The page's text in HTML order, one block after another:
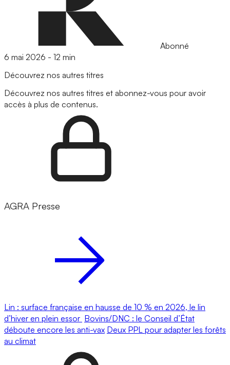
Abonné
6 mai 2026 - 12 min
Découvrez nos autres titres
Découvrez nos autres titres et abonnez-vous pour avoir
accès à plus de contenus.
AGRA Presse
Lin : surface française en hausse de 10 % en 2026, le lin
d’hiver en plein essor Bovins/DNC : le Conseil d’État
déboute encore les anti-vax Deux PPL pour adapter les forêts
au climat